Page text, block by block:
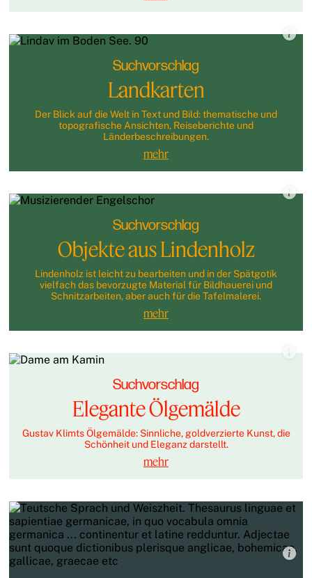
Suchvorschlag
Landkarten
Der Blick auf die Welt in Text und Bild: thematische und
topografische Ansichten, Reiseberichte und
Länderbeschreibungen.
mehr
Suchvorschlag
Objekte aus Lindenholz
Lindenholz ist leicht zu bearbeiten und in der Spätgotik
vielfach das bevorzugte Material für Bildhauerei und
Schnitzarbeiten, aber auch für die Tafelmalerei.
mehr
Suchvorschlag
Elegante Ölgemälde
Gustav Klimts Ölgemälde: Sinnliche, goldverzierte Kunst, die
Schönheit und Eleganz darstellt.
mehr